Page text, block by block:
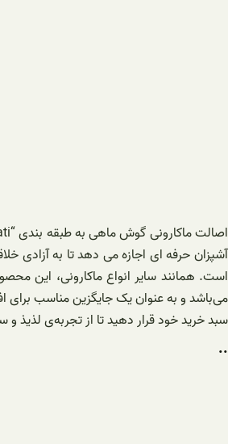
آشپزان حرفه ای اجازه می دهد تا به آزادی
می‌باشد و به عنوان یک جایگزین مناسب برای
سبد خرید خود قرار دهید تا از تجربه‌ی لذیذ و
..